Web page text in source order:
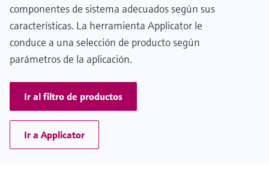
componentes de sistema adecuados según sus
características. La herramienta Applicator le
conduce a una selección de producto según
parámetros de la aplicación.
Ir al filtro de productos
Ir a Applicator